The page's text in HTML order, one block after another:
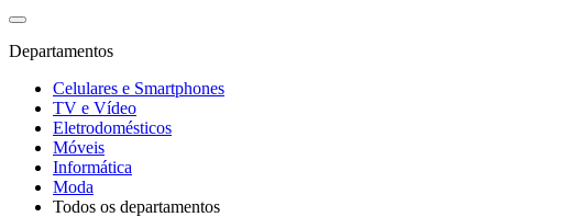
Departamentos
Celulares e Smartphones
TV e Vídeo
Eletrodomésticos
Móveis
Informática
Moda
Todos os departamentos